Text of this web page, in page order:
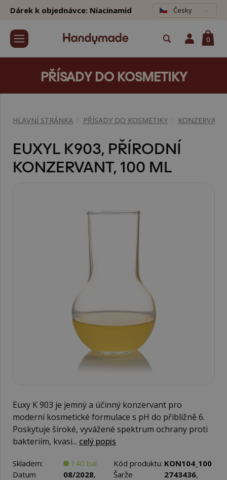
Dárek k objednávce: Niacinamid Česky
0
PŘÍSADY DO KOSMETIKY
HLAVNÍ STRÁNKA PŘÍSADY DO KOSMETIKY
EUXYL K903, PŘÍRODNÍ
KONZERVANT, 100 ML
Euxy K 903 je jemný a účinný konzervant pro
moderní kosmetické formulace s pH do přibližně 6.
Poskytuje široké, vyvážené spektrum ochrany proti
bakteriím, kvasi... celý popis
Skladem: 140 bal. Kód produktu: KON104_100
Datum
08/2028,
Šarže 2743436,